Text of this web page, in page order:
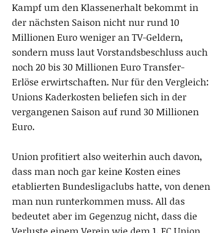
Kampf um den Klassenerhalt bekommt in
der nächsten Saison nicht nur rund 10
Millionen Euro weniger an TV-Geldern,
sondern muss laut Vorstandsbeschluss auch
noch 20 bis 30 Millionen Euro Transfer-
Erlöse erwirtschaften. Nur für den Vergleich:
Unions Kaderkosten beliefen sich in der
vergangenen Saison auf rund 30 Millionen
Euro.
Union profitiert also weiterhin auch davon,
dass man noch gar keine Kosten eines
etablierten Bundesligaclubs hatte, von denen
man nun runterkommen muss. All das
bedeutet aber im Gegenzug nicht, dass die